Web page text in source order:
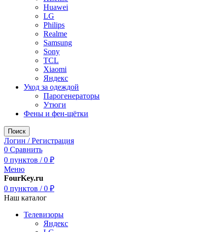
Huawei
LG
Philips
Realme
Samsung
Sony
TCL
Xiaomi
Яндекс
Уход за одеждой
Парогенераторы
Утюги
Фены и фен-щётки
Поиск
Логин / Регистрация
0 Сравнить
0 пунктов / 0 ₽
Меню
FourKey.ru
0 пунктов / 0 ₽
Наш каталог
Телевизоры
Яндекс